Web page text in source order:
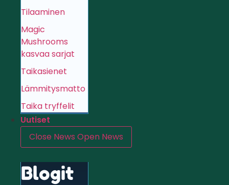
Tilaaminen
Magic
Mushrooms
kasvaa sarjat
Taikasienet
Lämmitysmatto
Taika tryffelit
Uutiset
Close News Open News
Blogit